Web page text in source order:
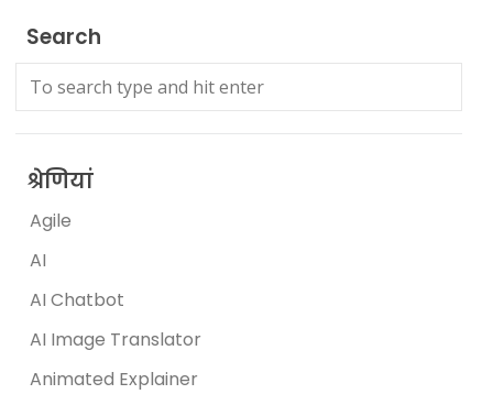
Search
श्रेणियां
Agile
AI
AI Chatbot
AI Image Translator
Animated Explainer